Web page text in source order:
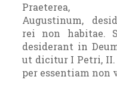
Praeterea,
Augustinum,
rei non habitae.
desiderant in
ut dicitur I Petri, II.
per essentiam non